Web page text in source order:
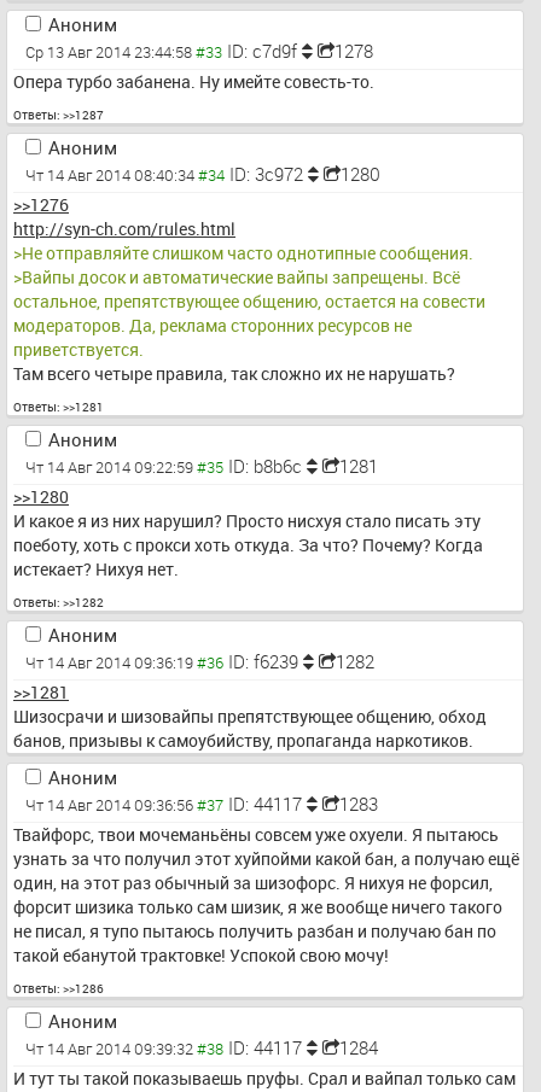
Аноним
Ср 13 Авг 2014 23:44:58 ID: c7d9f 1278
Опера турбо забанена. Ну имейте совесть-то.
Ответы: >>1287
Аноним
Чт 14 Авг 2014 08:40:34 ID: 3c972 1280
>>1276
http://syn-ch.com/rules.html
>Не отправляйте слишком часто однотипные сообщения.
>Вайпы досок и автоматические вайпы запрещены. Всё
остальное, препятствующее общению, остается на совести
модераторов. Да, реклама сторонних ресурсов не
приветствуется.
Там всего четыре правила, так сложно их не нарушать?
Ответы: >>1281
Аноним
Чт 14 Авг 2014 09:22:59 ID: b8b6c 1281
>>1280
И какое я из них нарушил? Просто нисхуя стало писать эту
поеботу, хоть с прокси хоть откуда. За что? Почему? Когда
истекает? Нихуя нет.
Ответы: >>1282
Аноним
Чт 14 Авг 2014 09:36:19 ID: f6239 1282
>>1281
Шизосрачи и шизовайпы препятствующее общению, обход
банов, призывы к самоубийству, пропаганда наркотиков.
Аноним
Чт 14 Авг 2014 09:36:56 ID: 44117 1283
Твайфорс, твои мочеманьёны совсем уже охуели. Я пытаюсь
узнать за что получил этот хуйпойми какой бан, а получаю ещё
один, на этот раз обычный за шизофорс. Я нихуя не форсил,
форсит шизика только сам шизик, я же вообще ничего такого
не писал, я тупо пытаюсь получить разбан и получаю бан по
такой ебанутой трактовке! Успокой свою мочу!
Ответы: >>1286
Аноним
Чт 14 Авг 2014 09:39:32 ID: 44117 1284
И тут ты такой показываешь пруфы. Срал и вайпал только сам